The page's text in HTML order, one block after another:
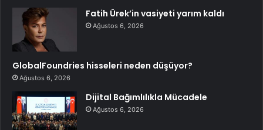
Fatih Ürek’in vasiyeti yarım kaldı
Ağustos 6, 2026
GlobalFoundries hisseleri neden düşüyor?
Ağustos 6, 2026
Dijital Bağımlılıkla Mücadele
Ağustos 6, 2026